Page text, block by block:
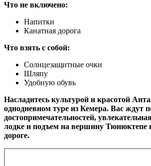
Что не включено:
Напитки
Канатная дорога
Что взять с собой:
Солнцезащитные очки
Шляпу
Удобную обувь
Насладитесь культурой и красотой
однодневном туре из Кемера. Вас ждут
достопримечательностей,
лодке и подъем на вершину Тюнюктепе
дороге.